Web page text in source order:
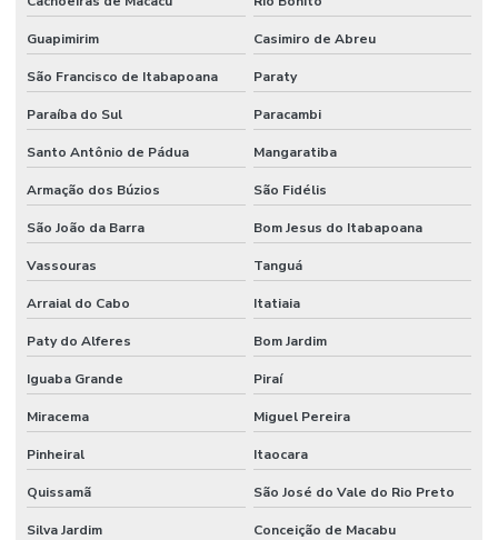
Guapimirim Casimiro de Abreu
São Francisco de Itabapoana Paraty
Paraíba do Sul Paracambi
Santo Antônio de Pádua Mangaratiba
Armação dos Búzios São Fidélis
São João da Barra Bom Jesus do Itabapoana
Vassouras Tanguá
Arraial do Cabo Itatiaia
Paty do Alferes Bom Jardim
Iguaba Grande Piraí
Miracema Miguel Pereira
Pinheiral Itaocara
Quissamã São José do Vale do Rio Preto
Silva Jardim Conceição de Macabu